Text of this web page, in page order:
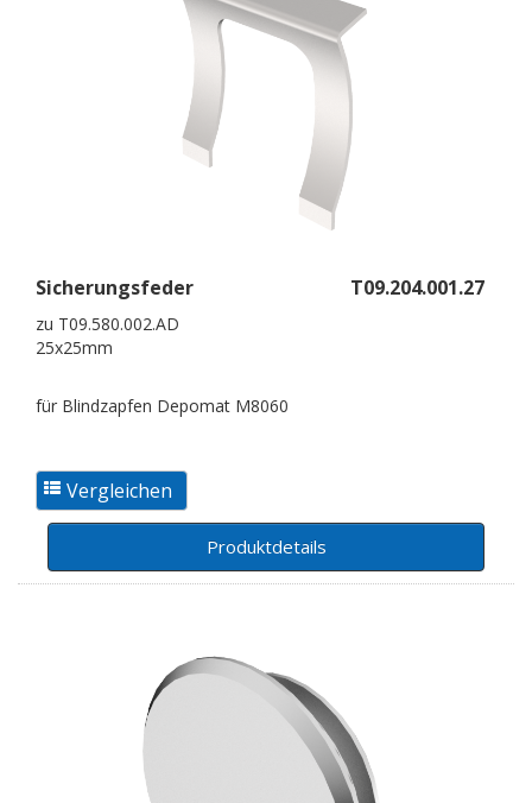
Sicherungsfeder T09.204.001.27
zu T09.580.002.AD
25x25mm
für Blindzapfen Depomat M8060
Produktdetails